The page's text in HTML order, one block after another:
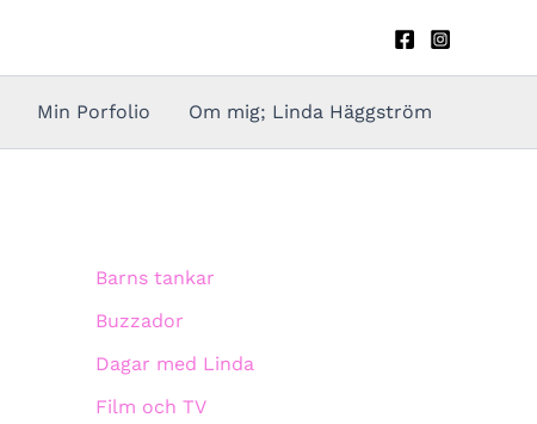
Min Porfolio Om mig; Linda Häggström
Barns tankar
Buzzador
Dagar med Linda
Film och TV